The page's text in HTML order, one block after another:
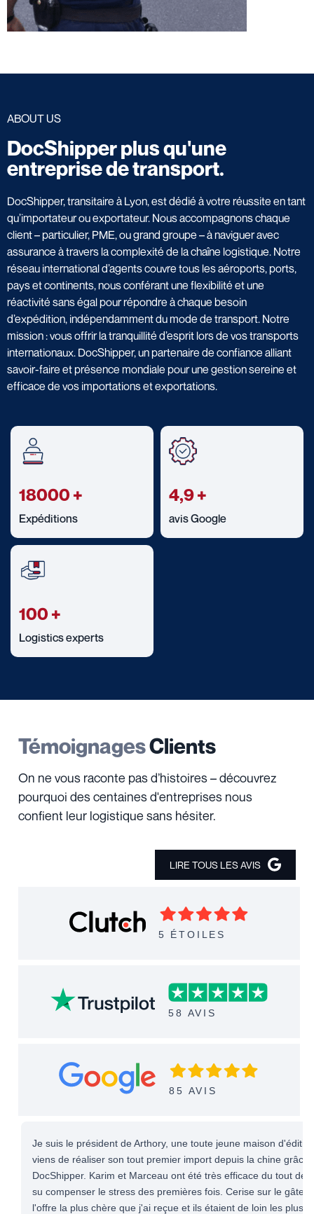
ABOUT US
DocShipper plus qu'une
entreprise de transport.
DocShipper, transitaire à Lyon, est dédié à votre réussite en tant
qu’importateur ou exportateur. Nous accompagnons chaque
client – particulier, PME, ou grand groupe – à naviguer avec
assurance à travers la complexité de la chaîne logistique. Notre
réseau international d’agents couvre tous les aéroports, ports,
pays et continents, nous conférant une flexibilité et une
réactivité sans égal pour répondre à chaque besoin
d’expédition, indépendamment du mode de transport. Notre
mission : vous offrir la tranquillité d’esprit lors de vos transports
internationaux. DocShipper, un partenaire de confiance alliant
savoir-faire et présence mondiale pour une gestion sereine et
efficace de vos importations et exportations.
18000+
Expéditions
4,9+
avis Google
100+
Logistics experts
TémoignagesClients
On ne vous raconte pas d’histoires – découvrez
pourquoi des centaines d'entreprises nous
confient leur logistique sans hésiter.
LIRE TOUS LES AVIS
5 ÉTOILES
58 AVIS
85 AVIS
Je suis le président de Arthory, une toute jeune maison
viens de réaliser son tout premier import depuis la chine grâce
DocShipper. Karim et Marceau ont été très efficace du tout
su compenser le stress des premières fois. Cerise sur le
l'offre la plus chère que j'ai reçue et ils étaient de loin les plus